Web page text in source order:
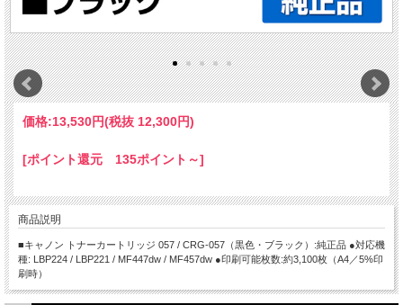
価格:13,530円(税抜 12,300円)
[ポイント還元 135ポイント～]
商品説明
■キャノン トナーカートリッジ 057 / CRG-057（黒色・ブラック）:純正品 ●対応機
種: LBP224 / LBP221 / MF447dw / MF457dw ●印刷可能枚数:約3,100枚（A4／5%印
刷時）